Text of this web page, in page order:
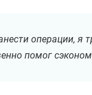
операции, я
помог